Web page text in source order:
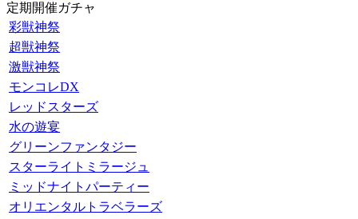
定期開催ガチャ
彩獣神祭
超獣神祭
激獣神祭
モンコレDX
レッドスターズ
水の遊宴
グリーンファンタジー
スターライトミラージュ
ミッドナイトパーティー
オリエンタルトラベラーズ